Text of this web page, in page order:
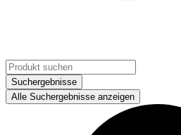
Suchergebnisse
Alle Suchergebnisse anzeigen